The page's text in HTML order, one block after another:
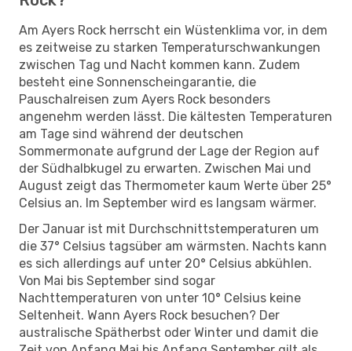
Am Ayers Rock herrscht ein Wüstenklima vor, in dem
es zeitweise zu starken Temperaturschwankungen
zwischen Tag und Nacht kommen kann. Zudem
besteht eine Sonnenscheingarantie, die
Pauschalreisen zum Ayers Rock besonders
angenehm werden lässt. Die kältesten Temperaturen
am Tage sind während der deutschen
Sommermonate aufgrund der Lage der Region auf
der Südhalbkugel zu erwarten. Zwischen Mai und
August zeigt das Thermometer kaum Werte über 25°
Celsius an. Im September wird es langsam wärmer.
Der Januar ist mit Durchschnittstemperaturen um
die 37° Celsius tagsüber am wärmsten. Nachts kann
es sich allerdings auf unter 20° Celsius abkühlen.
Von Mai bis September sind sogar
Nachttemperaturen von unter 10° Celsius keine
Seltenheit. Wann Ayers Rock besuchen? Der
australische Spätherbst oder Winter und damit die